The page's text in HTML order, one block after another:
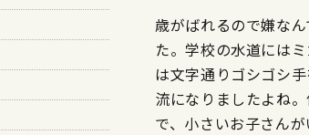
歳がばれるので嫌な
た。学校の水道には
は文字通りゴシゴシ
流になりましたよね
で、小さいお子さん